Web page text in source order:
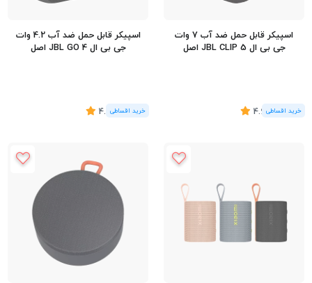
اسپیکر قابل حمل ضد آب 7 وات
جی بی ال JBL CLIP 5 اصل
(13 رای)
4.69
اسپیکر قابل حمل ضد آب 4.2 وات
جی بی ال JBL GO 4 اصل
(22 رای)
4.5